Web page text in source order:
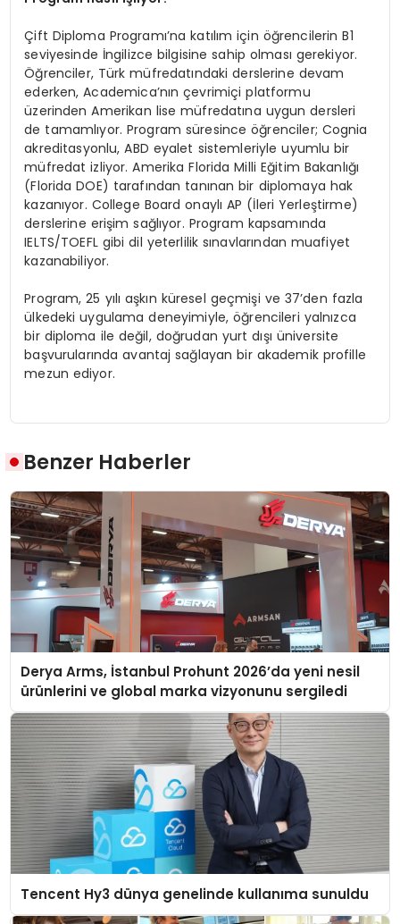
Çift Diploma Programı’na katılım için öğrencilerin B1
seviyesinde İngilizce bilgisine sahip olması gerekiyor.
Öğrenciler, Türk müfredatındaki derslerine devam
ederken, Academica’nın çevrimiçi platformu
üzerinden Amerikan lise müfredatına uygun dersleri
de tamamlıyor. Program süresince öğrenciler; Cognia
akreditasyonlu, ABD eyalet sistemleriyle uyumlu bir
müfredat izliyor. Amerika Florida Milli Eğitim Bakanlığı
(Florida DOE) tarafından tanınan bir diplomaya hak
kazanıyor. College Board onaylı AP (İleri Yerleştirme)
derslerine erişim sağlıyor. Program kapsamında
IELTS/TOEFL gibi dil yeterlilik sınavlarından muafiyet
kazanabiliyor.
Program, 25 yılı aşkın küresel geçmişi ve 37’den fazla
ülkedeki uygulama deneyimiyle, öğrencileri yalnızca
bir diploma ile değil, doğrudan yurt dışı üniversite
başvurularında avantaj sağlayan bir akademik profille
mezun ediyor.
Benzer Haberler
Derya Arms, İstanbul Prohunt 2026’da yeni nesil
ürünlerini ve global marka vizyonunu sergiledi
Tencent Hy3 dünya genelinde kullanıma sunuldu